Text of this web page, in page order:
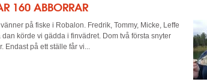
160 ABBORRAR
på fiske i Robalon. Fredrik, Tommy, Micke, Leffe
körde vi gädda i finvädret. Dom två första snyter
Endast på ett ställe får vi...